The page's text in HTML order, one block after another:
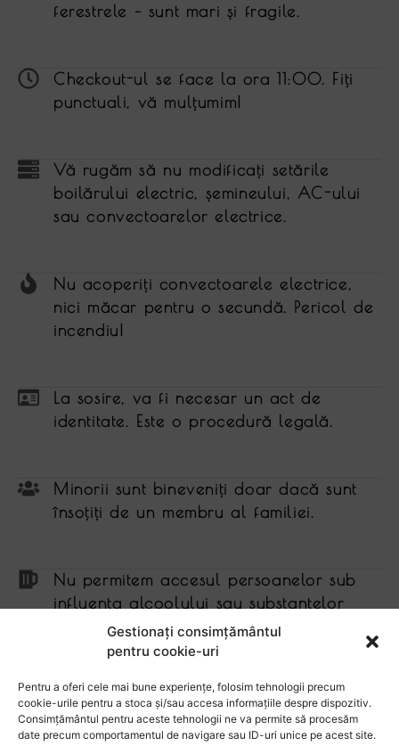
Gestionați consimțământul
pentru cookie-uri
Pentru a oferi cele mai bune experiențe, folosim tehnologii precum
cookie-urile pentru a stoca și/sau accesa informațiile despre dispozitiv.
Consimțământul pentru aceste tehnologii ne va permite să procesăm
date precum comportamentul de navigare sau ID-uri unice pe acest site.
ferestrele – sunt mari și fragile.
Checkout-ul se face la ora 11:00. Fiţi
punctuali, vă mulţumim!
Vă rugăm să nu modificaţi setările
boilărului electric, șemineului, AC-ului
sau convectoarelor electrice.
Nu acoperiţi convectoarele electrice,
nici măcar pentru o secundă. Pericol de
incendiu!
La sosire, va fi necesar un act de
identitate. Este o procedură legală.
Minorii sunt bineveniţi doar dacă sunt
însoţiţi de un membru al familiei.
Nu permitem accesul persoanelor sub
influenţa alcoolului sau substanţelor
interzise.
Distrugerea sau dispariţia obiectelor din
locaţie va fi sancţionată la valoarea de
piaţă. Refuzul de plată duce la